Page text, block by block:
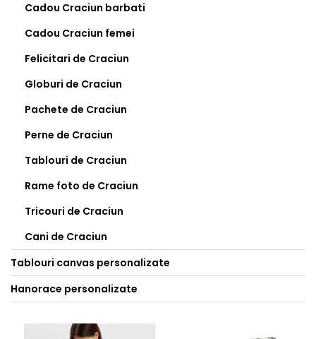
Cadou Craciun barbati
Cadou Craciun femei
Felicitari de Craciun
Globuri de Craciun
Pachete de Craciun
Perne de Craciun
Tablouri de Craciun
Rame foto de Craciun
Tricouri de Craciun
Cani de Craciun
Tablouri canvas personalizate
Hanorace personalizate